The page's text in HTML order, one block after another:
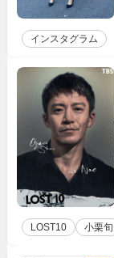
インスタグラム
LOST10 小栗旬